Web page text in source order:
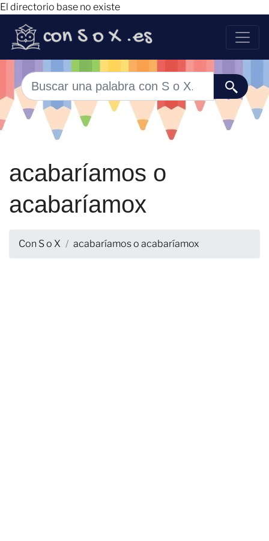
El directorio base no existe
acabaríamos o
acabaríamox
Con S o X acabaríamos o acabaríamox